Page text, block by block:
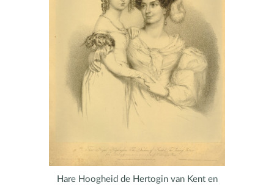
Hare Hoogheid de Hertogin van Kent en